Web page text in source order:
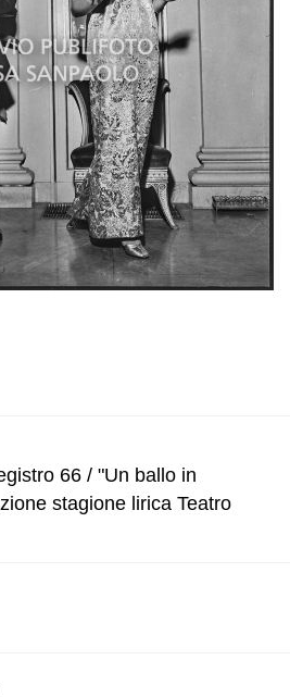
66 / "Un ballo in
stagione lirica Teatro